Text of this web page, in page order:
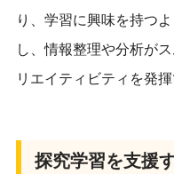
り、学習に興味を持つ
し、情報整理や分析が
リエイティビティを発
探究学習を支援